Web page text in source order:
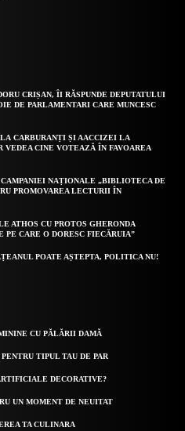
CRIȘAN, ÎI RĂSPUNDE DEPUTATULUI
DE PARLAMENTARI CARE MUNCESC
CARBURANȚI ȘI AACCIZEI LA
VEDEA CINE VOTEAZĂ ÎN FAVOAREA
NAȚIONALE „BIBLIOTECA DE
PROMOVAREA LECTURII ÎN
ATHOS CU PROTOS GHERONDA
PE CARE O DORESC FIECĂRUIA”
POATE AȘTEPTA, POLITICA NU!
CU PĂLĂRII DAMĂ
TIPUL TAU DE PAR
DECORATIVE?
UN MOMENT DE NEUITAT
TA CULINARA